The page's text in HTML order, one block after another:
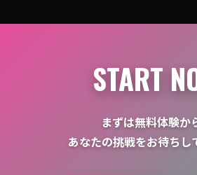
ョ
START
まずは無料体験か
あなたの挑戦をお待ちし